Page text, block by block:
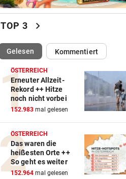
TOP 3 chevron_right
Gelesen(ausgewählt)Kommentiert
ÖSTERREICH
Erneuter Allzeit-
Rekord ++ Hitze
noch nicht vorbei
152.983 mal gelesen
ÖSTERREICH
Das waren die
heißesten Orte ++
So geht es weiter
152.964 mal gelesen